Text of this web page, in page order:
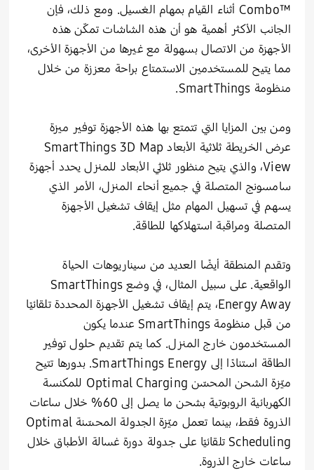
Combo™‎ أثناء القيام بمهام الغسيل. ومع ذلك، فإن
الجانب الأكثر أهمية هو أن هذه الشاشات تمكّن هذه
الأجهزة من الاتصال بسهولة مع غيرها من الأجهزة الأخرى،
مما يتيح للمستخدمين الاستمتاع براحة معززة من خلال
منظومة SmartThings.
ومن بين المزايا التي تتمتع بها هذه الأجهزة توفير ميزة
عرض الخريطة ثلاثية الأبعاد SmartThings 3D Map
View، والذي يتيح منظور ثلاثي الأبعاد للمنزل يحدد أجهزة
سامسونج المتصلة في جميع أنحاء المنزل، الأمر الذي
يسهم في تسهيل المهام مثل إيقاف تشغيل الأجهزة
المتصلة ومراقبة استهلاكها للطاقة.
وتقدم المنطقة أيضًا العديد من سيناريوهات الحياة
الواقعية. على سبيل المثال، في وضع SmartThings
Energy Away، يتم إيقاف تشغيل الأجهزة المحددة تلقائيًا
من قبل منظومة SmartThings عندما يكون
المستخدمون خارج المنزل. كما يتم تقديم حلول توفير
الطاقة استنادًا إلى SmartThings Energy. بدورها تتيح
ميّزة الشحن المحسّن Optimal Charging للمكنسة
الكهربائية الروبوتية بشحن ما يصل إلى 60% خلال ساعات
الذروة فقط، بينما تعمل ميّزة الجدولة المحسّنة Optimal
Scheduling تلقائيًا على جدولة دورة غسالة الأطباق خلال
ساعات خارج الذروة.